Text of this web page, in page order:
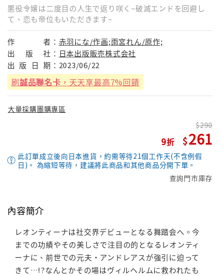
悪役令嬢は二度目の人生で返り咲く~破滅エンドを回避し
て、恋も帝位もいただきます~
作 者： 赤羽にな/作画;雨宮れん/原作;
出
版 社： 日本出版販売株式会社
出 版 日 期： 2023/06/22
刷誠品聯名卡 ，天天享最高7%回饋
大量採購團購專區
9
290
261
此訂單成立後向日本進貨，約需等待21個工作天(不含例假
日)。 為縮短等待，建議將此商品和其他商品分開下單。
查詢門市庫存
內容簡介
レオンティーナは社交界デビューとなる舞踏会へ。今
までの功績やその美しさで注目の的となるレオンティ
ーナに、前世での元夫・アンドレアスが強引に迫って
きて…!?なんとかその場はヴィルヘルムに救われたも